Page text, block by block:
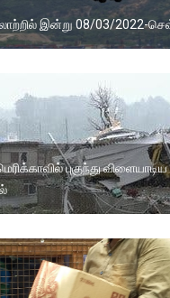
இன்று 08/03/2022-
புகுந்து விளையாடிய